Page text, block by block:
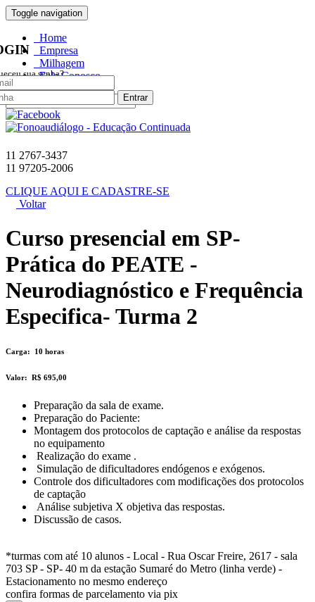
Toggle navigation
Home
Empresa
Milhagem
Fale Conosco
sua senha?
Entrar
11 2767-3437
11 97205-2006
CLIQUE AQUI E CADASTRE-SE
Voltar
Curso presencial em SP-
Prática do PEATE -
Neurodiagnóstico e Frequência
Especifica- Turma 2
Carga: 10 horas
Valor: R$ 695,00
Preparação da sala de exame.
Preparação do Paciente:
Montagem dos protocolos de captação e análise da respostas
no equipamento
Realização do exame .
Simulação de dificultadores endógenos e exógenos.
Controle dos dificultadores com modificações dos protocolos
de captação
Análise subjetiva X objetiva das respostas.
Discussão de casos.
*turmas com até 10 alunos - Local - Rua Oscar Freire, 2617 - sala
703 SP - SP- 40 m da estação Sumaré do Metro (linha verde) -
Estacionamento no mesmo endereço
confira formas de parcelamento via pix